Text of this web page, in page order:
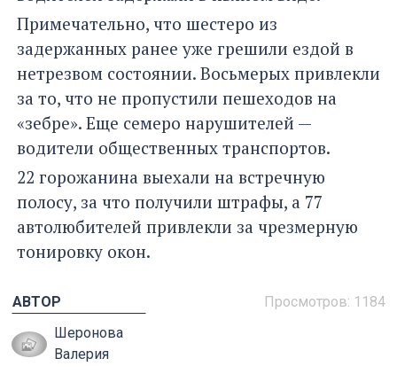
Примечательно, что шестеро из
задержанных ранее уже грешили ездой в
нетрезвом состоянии. Восьмерых привлекли
за то, что не пропустили пешеходов на
«зебре». Еще семеро нарушителей —
водители общественных транспортов.
22 горожанина выехали на встречную
полосу, за что получили штрафы, а 77
автолюбителей привлекли за чрезмерную
тонировку окон.
Просмотров: 1184
АВТОР
Шеронова
Валерия